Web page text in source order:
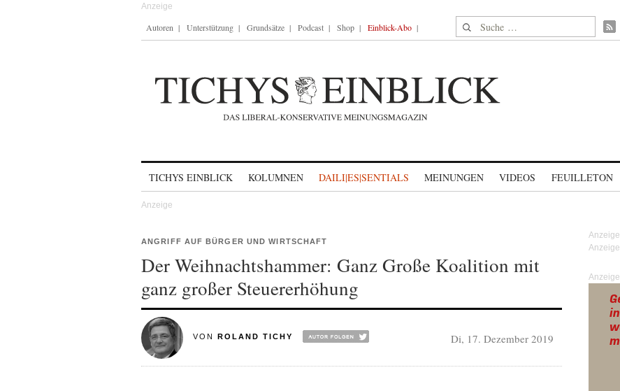
Autoren Unterstützung Grundsätze Podcast Shop Einblick-Abo Suche nach:
TICHYS EINBLICK KOLUMNEN DAILI|ES|SENTIALS MEINUNGEN VIDEOS FEUILLETON
ANGRIFF AUF BÜRGER UND WIRTSCHAFT
Der Weihnachtshammer: Ganz Große Koalition mit
ganz großer Steuererhöhung
VON ROLAND TICHY Di, 17. Dezember 2019
Anzeige